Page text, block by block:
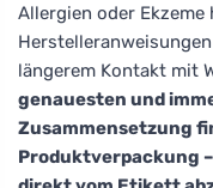
Allergien oder Ekzeme
längerem Kontakt mit
genauesten und
Zusammensetzung
Produktverpackung